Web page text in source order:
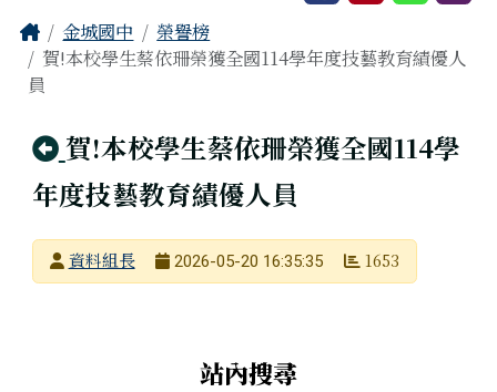
主內容區域
Home
金城國中
榮譽榜
賀!本校學生蔡依珊榮獲全國114學年度技藝教育績優人
員
回上頁
賀!本校學生蔡依珊榮獲全國114學
年度技藝教育績優人員
發布者資料組長
2026-05-20 16:35:35 1653
站內搜尋
頁尾區域